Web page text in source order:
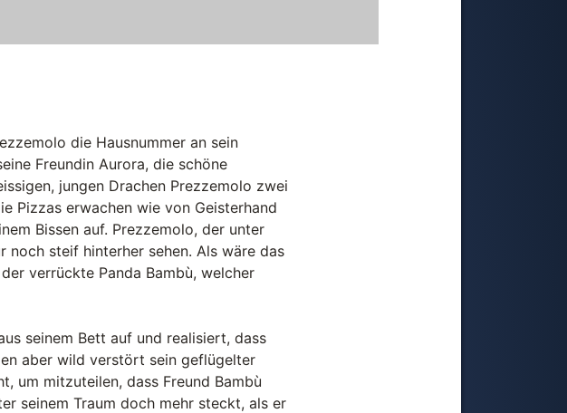
die Hausnummer an sein
Freundin Aurora, die schöne
jungen Drachen Prezzemolo zwei
Pizzas erwachen wie von Geisterhand
Bissen auf. Prezzemolo, der unter
noch steif hinterher sehen. Als wäre das
verrückte Panda Bambù, welcher
seinem Bett auf und realisiert, dass
aber wild verstört sein geflügelter
um mitzuteilen, dass Freund Bambù
seinem Traum doch mehr steckt, als er